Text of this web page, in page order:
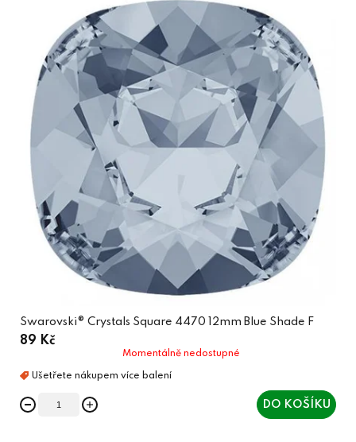
Swarovski® Crystals Square 4470 12mm Blue Shade F
89 Kč
Momentálně nedostupné
DO KOŠÍKU